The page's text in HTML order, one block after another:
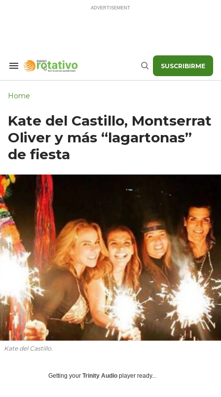
Search
Buscar SUSCRIBIRME
Home
Kate del Castillo, Montserrat
Oliver y más “lagartonas”
de fiesta
Kate del Castillo.
Getting your Trinity Audio player ready...